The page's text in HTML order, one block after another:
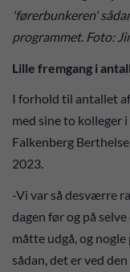
'førerbunkeren'
programmet. Foto:
Lille fremgang i
I forhold til antallet
med sine to kolleger
Falkenberg
2023.
-Vi var så desværre
dagen før og på
måtte udgå, og
sådan, det er ved